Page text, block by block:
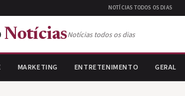
NOTÍCIAS TODOS OS DIAS
NotíciasNotícias todos os dias
MARKETING ENTRETENIMENTO GERAL